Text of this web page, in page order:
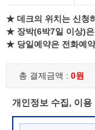
★ 데크의 위치는 신청
★ 장박(6박7일 이상)
★ 당일예약은 전화예
총 결제금액 : 0원
개인정보 수집, 이용